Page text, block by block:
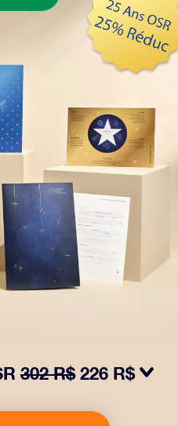
302 R$ 226 R$
belle enveloppe et des